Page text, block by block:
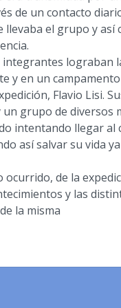
de un contacto
el grupo y así
lograban
y en un
Flavio Lisi.
grupo de diversos
intentando llegar al
así salvar su vida
ocurrido, de la
y las
la misma